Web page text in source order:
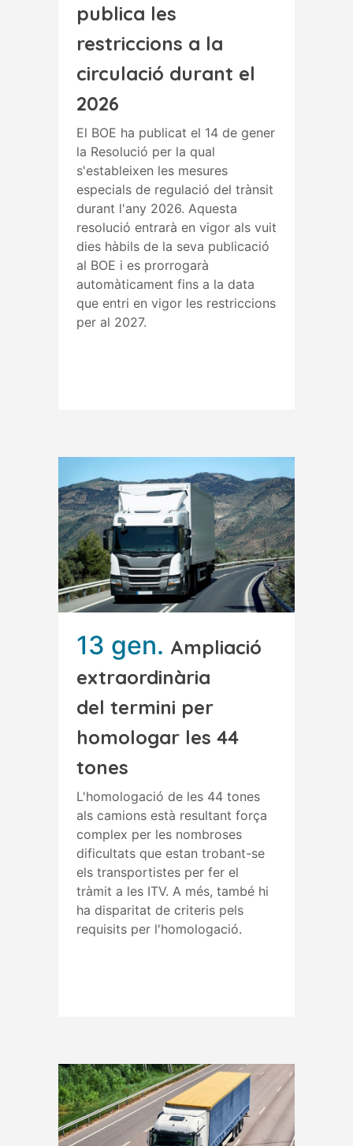
publica les
restriccions a la
circulació durant el
2026
El BOE ha publicat el 14 de gener
la Resolució per la qual
s'estableixen les mesures
especials de regulació del trànsit
durant l'any 2026. Aquesta
resolució entrarà en vigor als vuit
dies hàbils de la seva publicació
al BOE i es prorrogarà
automàticament fins a la data
que entri en vigor les restriccions
per al 2027.
13 gen. Ampliació
extraordinària
del termini per
homologar les 44
tones
L'homologació de les 44 tones
als camions està resultant força
complex per les nombroses
dificultats que estan trobant-se
els transportistes per fer el
tràmit a les ITV. A més, també hi
ha disparitat de criteris pels
requisits per l'homologació.